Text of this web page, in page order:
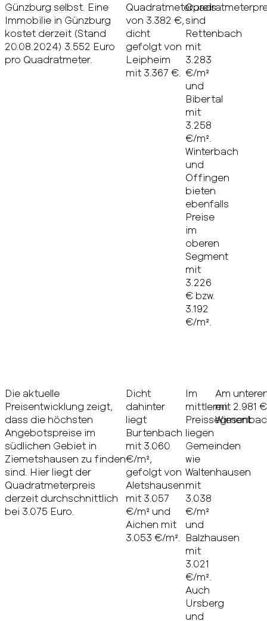
Günzburg selbst. Eine
Immobilie in Günzburg
kostet derzeit (Stand
20.08.2024) 3.552 Euro
pro Quadratmeter.
Quadratmeterpreis
von 3.382 €,
dicht
gefolgt von
Leipheim
mit 3.367 €.
sind
Rettenbach
mit
3.283
€/m²
und
Bibertal
mit
3.258
€/m².
Winterbach
und
Offingen
bieten
ebenfalls
Preise
im
oberen
Segment
mit
3.226
€ bzw.
3.192
€/m².
Die aktuelle
Preisentwicklung zeigt,
dass die höchsten
Angebotspreise im
südlichen Gebiet in
Ziemetshausen zu finden
sind. Hier liegt der
Quadratmeterpreis
derzeit durchschnittlich
bei 3.075 Euro.
Dicht
dahinter
liegt
Burtenbach
mit 3.060
€/m²,
gefolgt von
Aletshausen
mit 3.057
€/m² und
Aichen mit
3.053 €/m².
Im
mittleren
Preissegment
liegen
Gemeinden
wie
Waltenhausen
mit
3.038
€/m²
und
Balzhausen
mit
3.021
€/m².
Auch
Ursberg
und
Am
mit 2.981